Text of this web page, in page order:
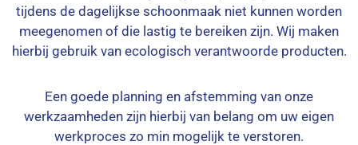
tijdens de dagelijkse schoonmaak niet kunnen worden
meegenomen of die lastig te bereiken zijn. Wij maken
hierbij gebruik van ecologisch verantwoorde producten.
Een goede planning en afstemming van onze
werkzaamheden zijn hierbij van belang om uw eigen
werkproces zo min mogelijk te verstoren.